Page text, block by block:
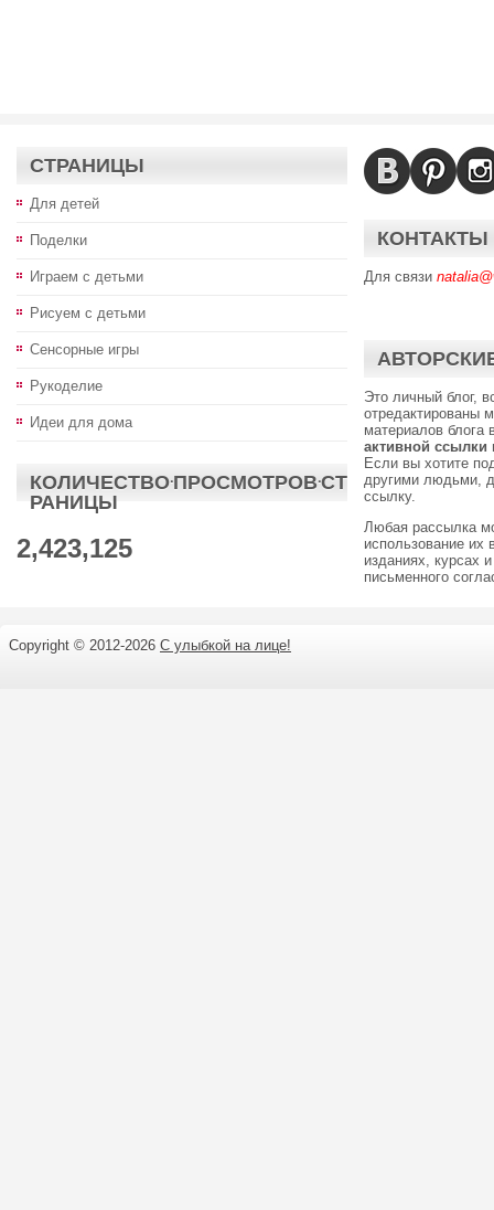
СТРАНИЦЫ
Для детей
Поделки
Играем с детьми
Рисуем с детьми
Сенсорные игры
Рукоделие
Идеи для дома
КОЛИЧЕСТВО·ПРОСМОТРОВ·СТ
РАНИЦЫ
2,423,125
КОНТАКТЫ
Для связи
Это личный блог,
отредактированы
материалов блога
активной ссылки
Если вы хотите
другими людьми,
ссылку.
Любая рассылка
использование их
изданиях, курсах
письменного
Copyright © 2012-2026 С улыбкой на лице!